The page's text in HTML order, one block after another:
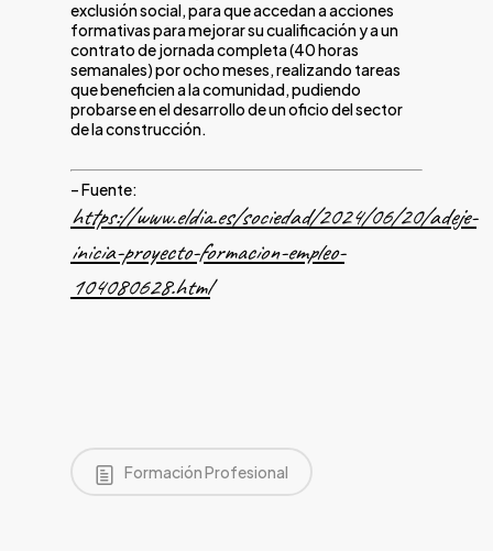
exclusión social, para que accedan a acciones
formativas para mejorar su cualificación y a un
contrato de jornada completa (40 horas
semanales) por ocho meses, realizando tareas
que beneficien a la comunidad, pudiendo
probarse en el desarrollo de un oficio del sector
de la construcción.
– Fuente:
https://www.eldia.es/sociedad/2024/06/20/adeje-
inicia-proyecto-formacion-empleo-
104080628.html
Formación Profesional